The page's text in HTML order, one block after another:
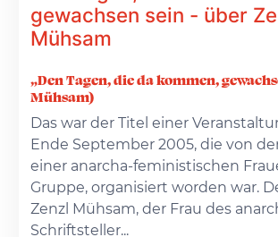
gewachsen sein - über
Mühsam
„Den Tagen, die da kommen,
Mühsam)
Das war der Titel einer
Ende September 2005, die von
einer anarcha-feministischen
Gruppe, organisiert worden war.
Zenzl Mühsam, der Frau des
Schriftsteller...